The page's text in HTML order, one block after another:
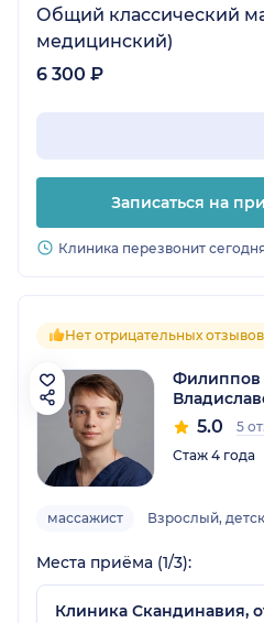
Общий классический
медицинский)
6 300 ₽
Записаться на
Клиника перезвонит
Нет отрицательных отзывов
Филиппов
5.0
5
Стаж 4 года
массажист Взрослый,
Места приёма (1/3):
Клиника Скандинавия,